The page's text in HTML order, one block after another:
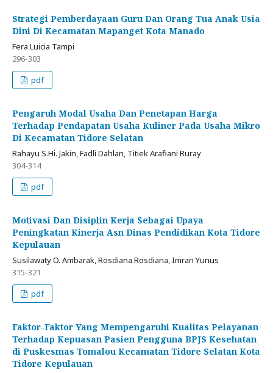
Strategi Pemberdayaan Guru Dan Orang Tua Anak Usia
Dini Di Kecamatan Mapanget Kota Manado
Fera Luicia Tampi
296-303
pdf
Pengaruh Modal Usaha Dan Penetapan Harga
Terhadap Pendapatan Usaha Kuliner Pada Usaha Mikro
Di Kecamatan Tidore Selatan
Rahayu S.Hi. Jakin, Fadli Dahlan, Titiek Arafiani Ruray
304-314
pdf
Motivasi Dan Disiplin Kerja Sebagai Upaya
Peningkatan Kinerja Asn Dinas Pendidikan Kota Tidore
Kepulauan
Susilawaty O. Ambarak, Rosdiana Rosdiana, Imran Yunus
315-321
pdf
Faktor-Faktor Yang Mempengaruhi Kualitas Pelayanan
Terhadap Kepuasan Pasien Pengguna BPJS Kesehatan
di Puskesmas Tomalou Kecamatan Tidore Selatan Kota
Tidore Kepulauan